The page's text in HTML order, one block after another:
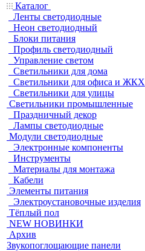
Каталог
Ленты светодиодные
Неон светодиодный
Блоки питания
Профиль светодиодный
Управление светом
Светильники для дома
Светильники для офиса и ЖКХ
Светильники для улицы
Светильники промышленные
Праздничный декор
Лампы светодиодные
Модули светодиодные
Электронные компоненты
Инструменты
Материалы для монтажа
Кабели
Элементы питания
Электроустановочные изделия
Тёплый пол
NEW НОВИНКИ
Архив
Звукопоглощающие панели